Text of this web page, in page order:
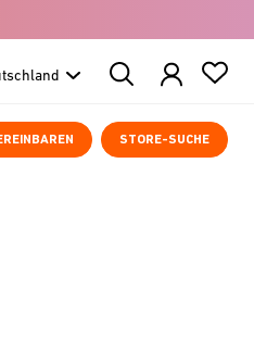
Search
Products
STORE-SUCHE